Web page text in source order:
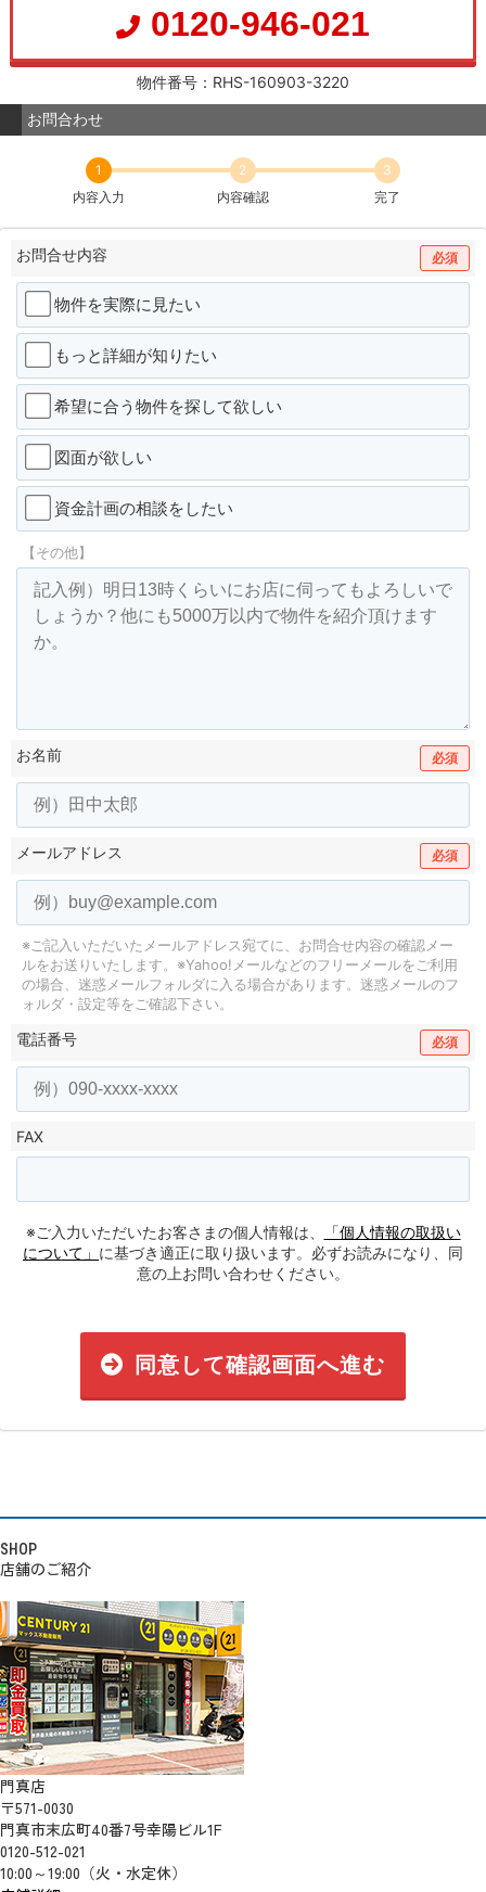
0120-946-021
物件番号：RHS-160903-3220
お問合わせ
1
内容入力
2
内容確認
3
完了
お問合せ内容 必須
物件を実際に見たい
もっと詳細が知りたい
希望に合う物件を探して欲しい
図面が欲しい
資金計画の相談をしたい
【その他】
お名前 必須
メールアドレス 必須
※ご記入いただいたメールアドレス宛てに、お問合せ内容の確認メー
ルをお送りいたします。 ※Yahoo!メールなどのフリーメールをご利用
の場合、迷惑メールフォルダに入る場合があります。 迷惑メールのフ
ォルダ・設定等をご確認下さい。
電話番号 必須
FAX
※ご入力いただいたお客さまの個人情報は、
「個人情報の取扱い
について」 に基づき適正に取り扱います。必ずお読みになり、同
意の上お問い合わせください。
同意して確認画面へ進む
SHOP
店舗のご紹介
門真店
〒571-0030
門真市末広町40番7号幸陽ビル1F
0120-512-021
10:00～19:00（火・水定休）